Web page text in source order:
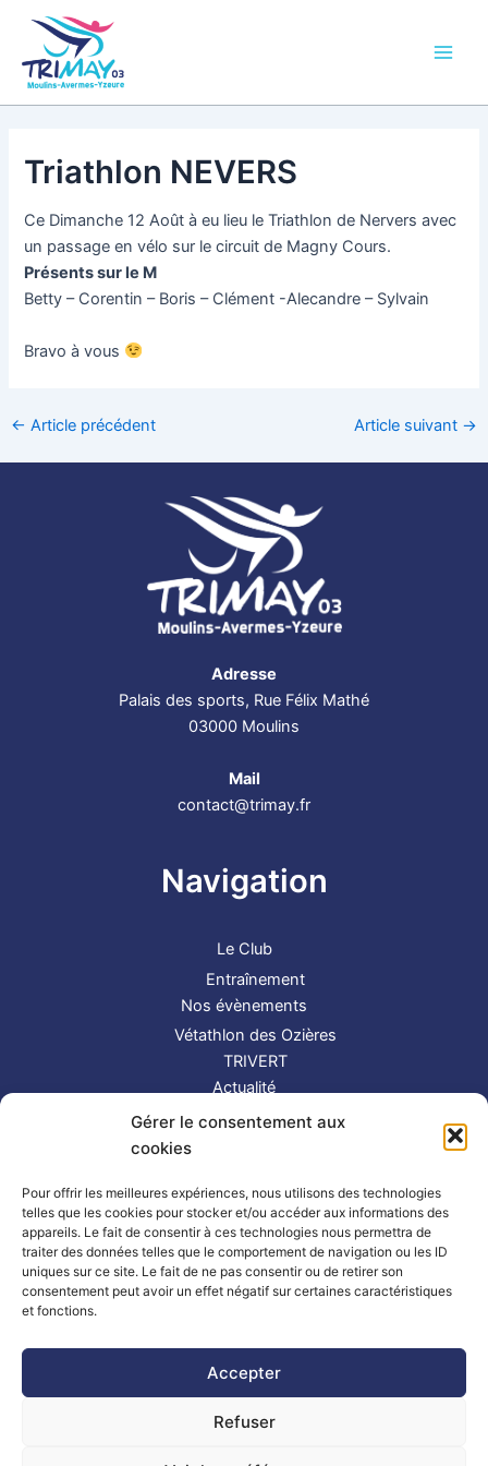
Gérer le consentement aux
cookies
Pour offrir les meilleures expériences, nous utilisons des technologies
telles que les cookies pour stocker et/ou accéder aux informations des
appareils. Le fait de consentir à ces technologies nous permettra de
traiter des données telles que le comportement de navigation ou les ID
uniques sur ce site. Le fait de ne pas consentir ou de retirer son
consentement peut avoir un effet négatif sur certaines caractéristiques
et fonctions.
Accepter
Refuser
contenu
Triathlon NEVERS
Ce Dimanche 12 Août à eu lieu le Triathlon de Nervers avec
un passage en vélo sur le circuit de Magny Cours.
Présents sur le M
Betty – Corentin – Boris – Clément -Alecandre – Sylvain
Bravo à vous
← Article précédent Article suivant →
Adresse
Palais des sports, Rue Félix Mathé
03000 Moulins
Mail
contact@trimay.fr
Navigation
Le Club
Entraînement
Nos évènements
Vétathlon des Ozières
TRIVERT
Actualité
Contact
Suivez-nous !
Copyright © 2026 TRIMAY | Powered by